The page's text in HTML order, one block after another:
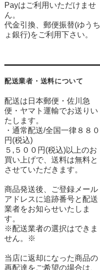
Payはご利用いただけませ
ん。
代金引換、郵便振替(ゆうち
ょ銀行)をご利用下さい。
配送業者・送料について
配送は日本郵便・佐川急
便・ヤマト運輸でお送りい
たします。
・通常配送/全国一律８８０
円(税込)
５,５００円(税込)以上のお
買い上げで、送料は無料と
させていただきます。
商品発送後、ご登録メール
アドレスに追跡番号と配送
業者をお知らせいたしま
す。
※配送業者の選択はできま
せん。※
当店に返却になった商品の
再配達をご希望の場合は、